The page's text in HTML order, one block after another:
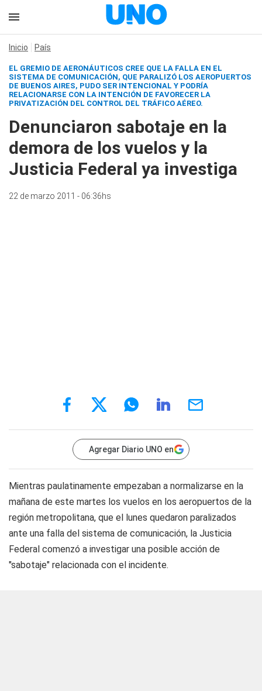
Inicio País
EL GREMIO DE AERONÁUTICOS CREE QUE LA FALLA EN EL
SISTEMA DE COMUNICACIÓN, QUE PARALIZÓ LOS AEROPUERTOS
DE BUENOS AIRES, PUDO SER INTENCIONAL Y PODRÍA
RELACIONARSE CON LA INTENCIÓN DE FAVORECER LA
PRIVATIZACIÓN DEL CONTROL DEL TRÁFICO AÉREO.
Denunciaron sabotaje en la
demora de los vuelos y la
Justicia Federal ya investiga
22 de marzo 2011 - 06:36hs
Agregar Diario UNO en
Mientras paulatinamente empezaban a normalizarse en la
mañana de este martes los vuelos en los aeropuertos de la
región metropolitana, que el lunes quedaron paralizados
ante una falla del sistema de comunicación, la Justicia
Federal comenzó a investigar una posible acción de
"sabotaje" relacionada con el incidente.